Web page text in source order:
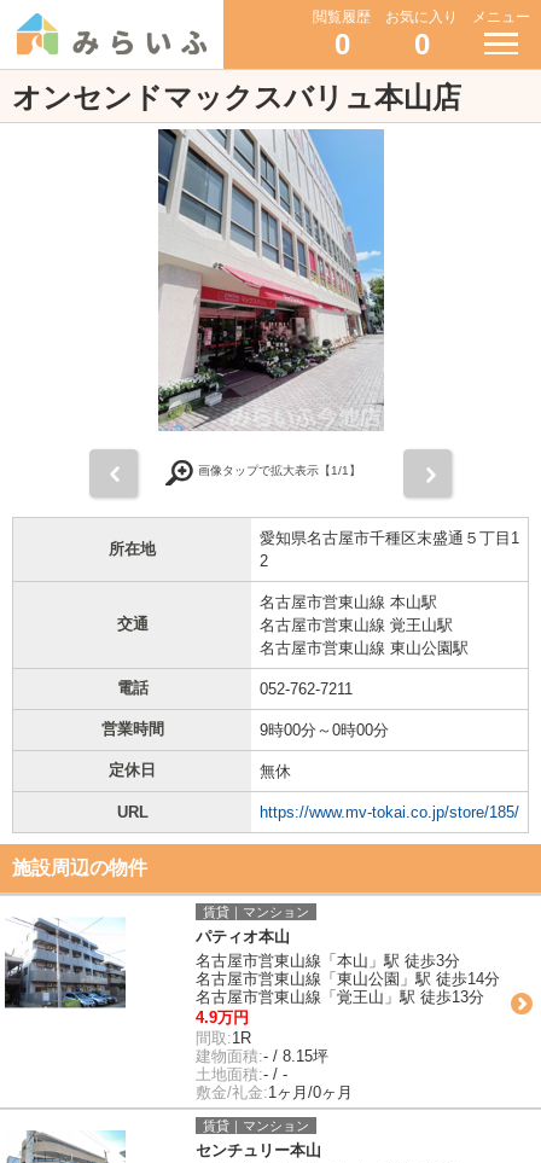
閲覧履歴
0
お気に入り
0
メニュー
オンセンドマックスバリュ本山店
画像タップで拡大表示【1/1】
所在地
愛知県名古屋市千種区末盛通５丁目1
2
交通
名古屋市営東山線 本山駅
名古屋市営東山線 覚王山駅
名古屋市営東山線 東山公園駅
電話 052-762-7211
営業時間 9時00分～0時00分
定休日 無休
URL https://www.mv-tokai.co.jp/store/185/
施設周辺の物件
賃貸｜マンション
パティオ本山
名古屋市営東山線「本山」駅 徒歩3分
名古屋市営東山線「東山公園」駅 徒歩14分
名古屋市営東山線「覚王山」駅 徒歩13分
4.9万円
間取:1R
建物面積:- / 8.15坪
土地面積:- / -
敷金/礼金:1ヶ月/0ヶ月
賃貸｜マンション
センチュリー本山